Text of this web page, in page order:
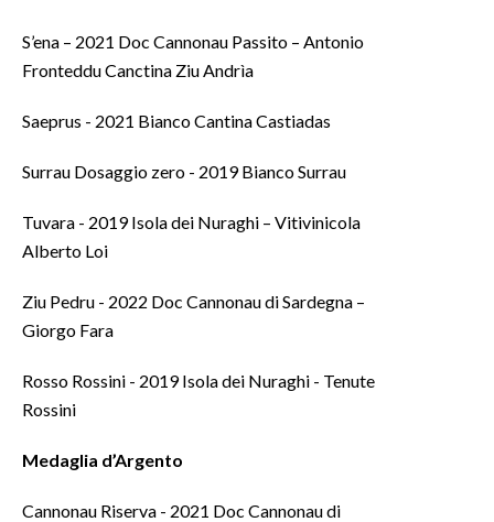
S’ena – 2021 Doc Cannonau Passito – Antonio
Fronteddu Canctina Ziu Andrìa
Saeprus - 2021 Bianco Cantina Castiadas
Surrau Dosaggio zero - 2019 Bianco Surrau
Tuvara - 2019 Isola dei Nuraghi – Vitivinicola
Alberto Loi
Ziu Pedru - 2022 Doc Cannonau di Sardegna –
Giorgo Fara
Rosso Rossini - 2019 Isola dei Nuraghi - Tenute
Rossini
Medaglia d’Argento
Cannonau Riserva - 2021 Doc Cannonau di